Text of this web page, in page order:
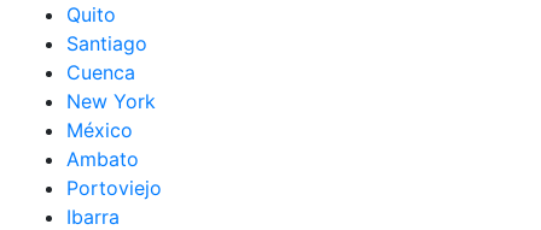
Quito
Santiago
Cuenca
New York
México
Ambato
Portoviejo
Ibarra